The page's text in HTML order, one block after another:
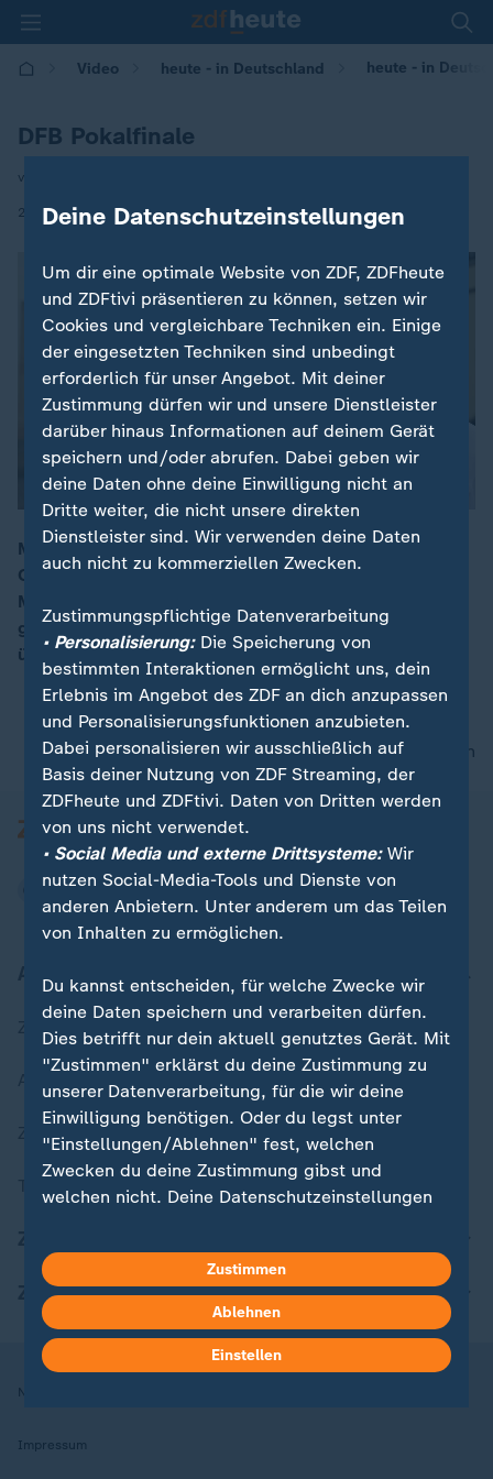
Video heute - in Deutschland heute - in
DFB Pokalfinale
von Ralph Goldmann und Tom-Luca Freund
23.05.2025 | 14:00
Morgen treffen im ausverkauften Berliner
Olympiastadion im Finale des DFB-Pokals
Mannschaften aufeinander, die nicht so oft auf der
ganz großen Bühne stehen: Der VfB Stuttgart und
überraschenderweise: Drittligist Arminia Bielefeld.
nach oben
Aktuell bei ZDFheute
Zuletzt veröffentlicht
Aktuelle Sendungs-Videos
ZDFheute Stories
Themen im Überblick
ZDFheute Apps
Nutzungsbedingungen
Impressum
Deine Datenschutzeinstellungen
Um dir eine optimale Website von ZDF, ZDFheute
und ZDFtivi präsentieren zu können, setzen wir
Cookies und vergleichbare Techniken ein. Einige
der eingesetzten Techniken sind unbedingt
erforderlich für unser Angebot. Mit deiner
Zustimmung dürfen wir und unsere Dienstleister
darüber hinaus Informationen auf deinem Gerät
speichern und/oder abrufen. Dabei geben wir
deine Daten ohne deine Einwilligung nicht an
Dritte weiter, die nicht unsere direkten
Dienstleister sind. Wir verwenden deine Daten
auch nicht zu kommerziellen Zwecken.
Zustimmungspflichtige Datenverarbeitung
• Personalisierung:Die Speicherung von
bestimmten Interaktionen ermöglicht uns, dein
Erlebnis im Angebot des ZDF an dich anzupassen
und Personalisierungsfunktionen anzubieten.
Dabei personalisieren wir ausschließlich auf
Basis deiner Nutzung von ZDF Streaming, der
ZDFheute und ZDFtivi. Daten von Dritten werden
von uns nicht verwendet.
• Social Media und externe Drittsysteme:Wir
nutzen Social-Media-Tools und Dienste von
anderen Anbietern. Unter anderem um das Teilen
von Inhalten zu ermöglichen.
Du kannst entscheiden, für welche Zwecke wir
deine Daten speichern und verarbeiten dürfen.
Dies betrifft nur dein aktuell genutztes Gerät. Mit
"Zustimmen" erklärst du deine Zustimmung zu
unserer Datenverarbeitung, für die wir deine
Einwilligung benötigen. Oder du legst unter
"Einstellungen/Ablehnen" fest, welchen
Zwecken du deine Zustimmung gibst und
welchen nicht. Deine Datenschutzeinstellungen
in deinen Einstellungen widerrufen oder ändern.
Hier findest du das Impressum.
Weitere Informationen findest du in unserer
Datenschutzerklärung.
Zustimmen
Ablehnen
Einstellen